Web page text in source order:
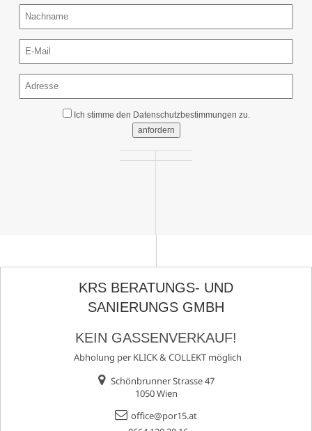
Ich stimme den Datenschutzbestimmungen zu.
anfordern
KRS BERATUNGS- UND
SANIERUNGS GMBH
KEIN GASSENVERKAUF!
Abholung per KLICK & COLLEKT möglich
Schönbrunner Strasse 47
1050 Wien
office@por15.at